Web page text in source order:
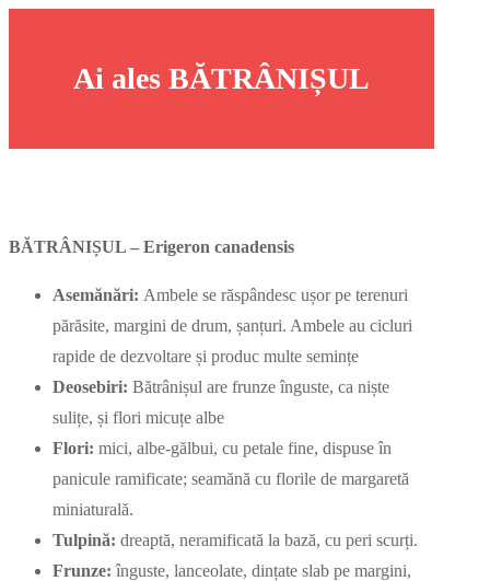
Ai ales BĂTRÂNIȘUL
BĂTRÂNIȘUL – Erigeron canadensis
Asemănări: Ambele se răspândesc ușor pe terenuri
părăsite, margini de drum, șanțuri. Ambele au cicluri
rapide de dezvoltare și produc multe semințe
Deosebiri: Bătrânișul are frunze înguste, ca niște
sulițe, și flori micuțe albe
Flori: mici, albe-gălbui, cu petale fine, dispuse în
panicule ramificate; seamănă cu florile de margaretă
miniaturală.
Tulpină: dreaptă, neramificată la bază, cu peri scurți.
Frunze: înguste, lanceolate, dințate slab pe margini,